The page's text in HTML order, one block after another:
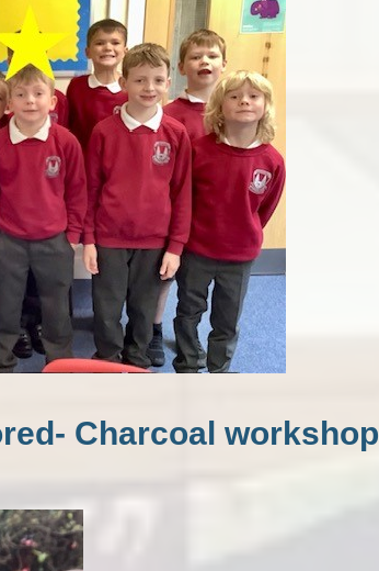
Cyngor Eco / Eco Council
Ysgol Iach Healthy School
Sports / Chwaraeon
Clwb yr Urdd
Ysgol Eglwys/Church School
Charcoal workshop